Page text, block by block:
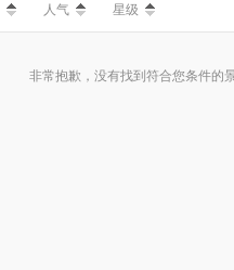
人气 星级
非常抱歉，没有找到符合您条件的